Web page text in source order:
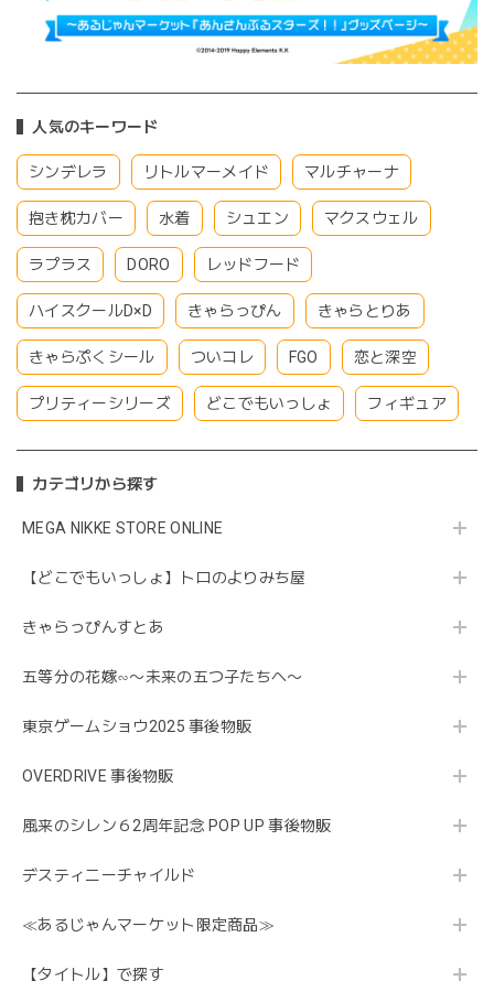
人気のキーワード
シンデレラ リトルマーメイド マルチャーナ
抱き枕カバー 水着 シュエン マクスウェル
ラプラス DORO レッドフード
ハイスクールD×D きゃらっぴん きゃらとりあ
きゃらぷくシール ついコレ FGO 恋と深空
プリティーシリーズ どこでもいっしょ フィギュア
カテゴリから探す
MEGA NIKKE STORE ONLINE
【どこでもいっしょ】トロのよりみち屋
きゃらっぴんすとあ
五等分の花嫁∽〜未来の五つ子たちへ〜
東京ゲームショウ2025 事後物販
OVERDRIVE 事後物販
風来のシレン６2周年記念 POP UP 事後物販
デスティニーチャイルド
≪あるじゃんマーケット限定商品≫
【タイトル】で探す